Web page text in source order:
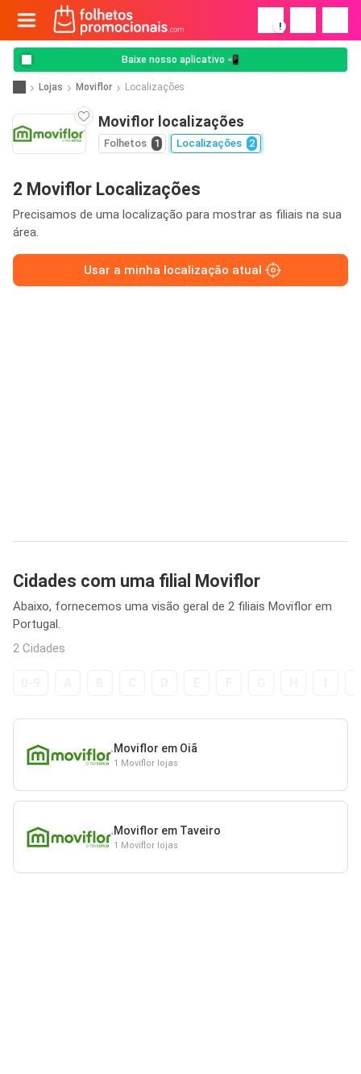
!
Baixe nosso aplicativo 📲
Lojas Moviflor Localizações
Moviflor localizações
Folhetos 1 Localizações 2
2 Moviflor Localizações
Precisamos de uma localização para mostrar as filiais na sua
área.
Usar a minha localização atual
Cidades com uma filial Moviflor
Abaixo, fornecemos uma visão geral de 2 filiais Moviflor em
Portugal.
2 Cidades
Moviflor em Oiã
1 Moviflor lojas
Moviflor em Taveiro
1 Moviflor lojas